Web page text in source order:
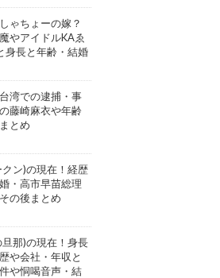
ゃちょーの嫁？
やアイドルKAゑ
身長と年齢・結婚
湾での逮捕・事
藤崎麻衣や年齢
とめ
ン)の現在！経歴
・高市早苗総理
の後まとめ
那)の現在！身長
や会社・年収と
や恫喝音声・結